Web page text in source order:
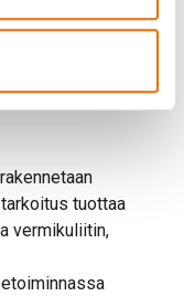
tuottaa
vermikuliitin,